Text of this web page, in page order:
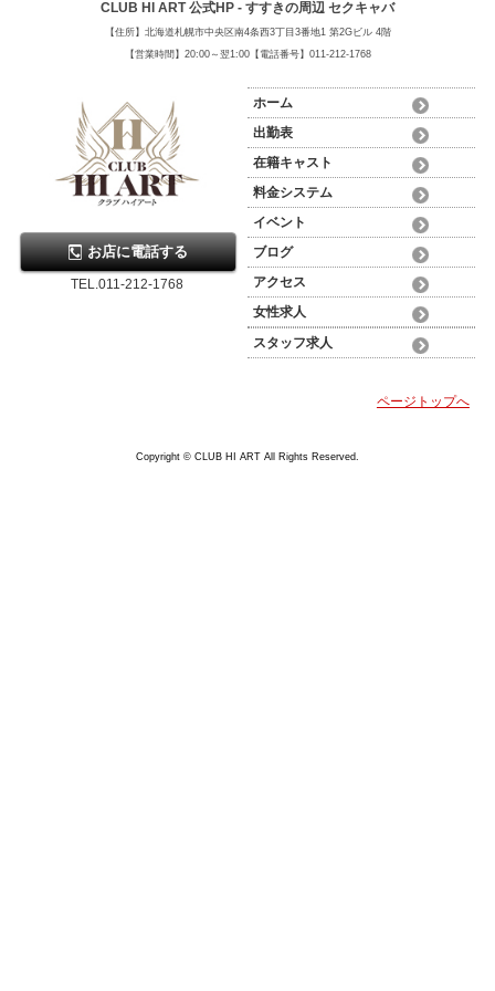
CLUB HI ART 公式HP - すすきの周辺 セクキャバ
【住所】北海道札幌市中央区南4条西3丁目3番地1 第2Gビル 4階
【営業時間】20:00～翌1:00【電話番号】011-212-1768
お店に電話する
TEL.011-212-1768
ホーム
出勤表
在籍キャスト
料金システム
イベント
ブログ
アクセス
女性求人
スタッフ求人
ページトップへ
Copyright © CLUB HI ART All Rights Reserved.